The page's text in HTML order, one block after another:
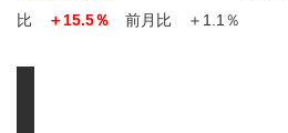
比
＋15.5％ 前月比 ＋1.1％